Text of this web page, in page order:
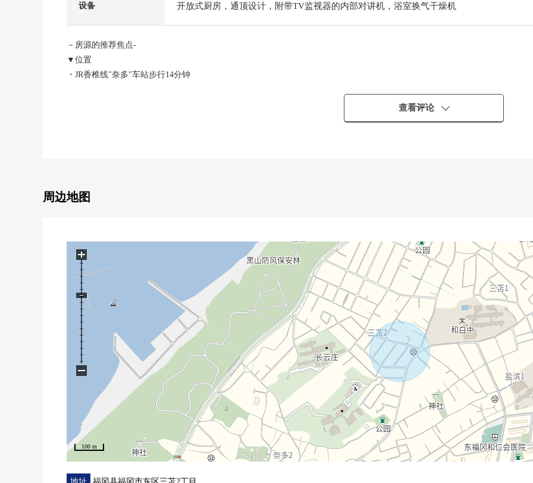
设备 开放式厨房，通顶设计，附带TV监视器的内部对讲机，浴室换气干燥机
－房源的推荐焦点-
▼位置
・JR香椎线"奈多"车站步行14分钟
・对西式房间约6张塌塌米部分有WIC
▼设备
・浴室换气干燥暖气时机有
・有洗碗机的组合厨房
▼翻新内容(2026年3月完毕)
・层瓷砖面对
・墙、天花板Cross NEW换新
・厨房全部已换新
・一部分门交换
・整体卫浴全部已换新，
・盥洗台全部已换新
・厕所，全部已换新
・张贴洗脸室，厕所CF席
・室内清洁
・热水器交换
■在找想要的家方面给予帮助的━━━━━・・・
房源的详细、需讨论是如有意向，请跟我们联系。
查看评论
周边地图
100 m
+
−